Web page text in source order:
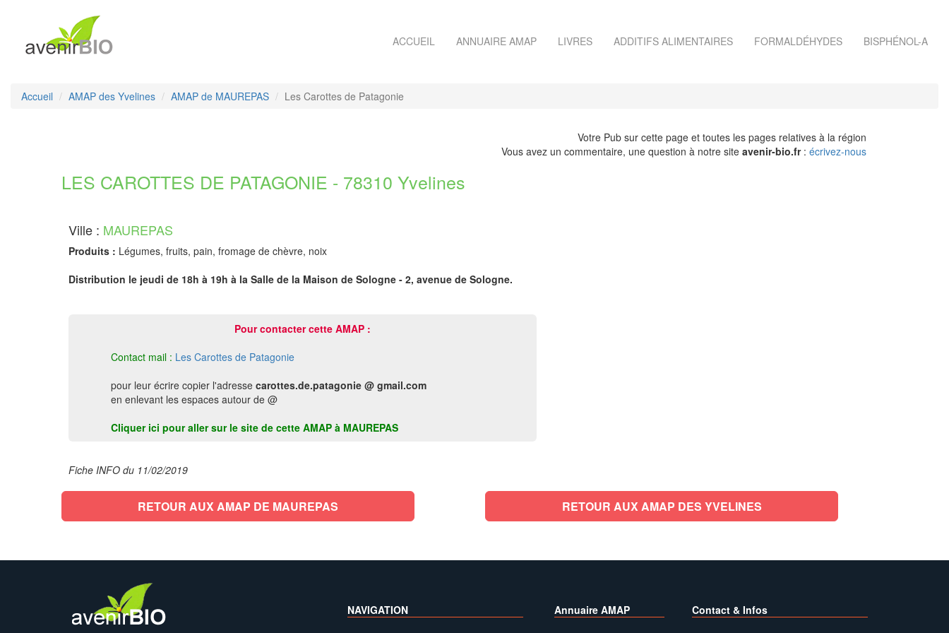
ACCUEIL ANNUAIRE AMAP LIVRES ADDITIFS ALIMENTAIRES FORMALDÉHYDES BISPHÉNOL-A
Accueil AMAP des Yvelines AMAP de MAUREPAS Les Carottes de Patagonie
Votre Pub sur cette page et toutes les pages relatives à la région
Vous avez un commentaire, une question à notre site avenir-bio.fr: écrivez-nous
LES CAROTTES DE PATAGONIE - 78310 Yvelines
Ville : MAUREPAS
Produits : Légumes, fruits, pain, fromage de chèvre, noix
Distribution le jeudi de 18h à 19h à la Salle de la Maison de Sologne - 2, avenue de Sologne.
Pour contacter cette AMAP :
Contact mail : Les Carottes de Patagonie
pour leur écrire copier l'adresse carottes.de.patagonie @ gmail.com
en enlevant les espaces autour de @
Cliquer ici pour aller sur le site de cette AMAP à MAUREPAS
Fiche INFO du 11/02/2019
RETOUR AUX AMAP DE MAUREPAS RETOUR AUX AMAP DES YVELINES
NAVIGATION Annuaire AMAP Contact & Infos